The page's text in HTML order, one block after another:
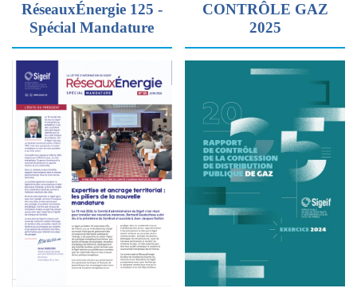
RéseauxÉnergie 125 -
Spécial Mandature
CONTRÔLE GAZ
2025